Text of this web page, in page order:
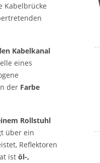
Kabelbrücke
Kabelkanal
eines
der Farbe
Rollstuhl
über ein
Reflektoren
ist öl-,